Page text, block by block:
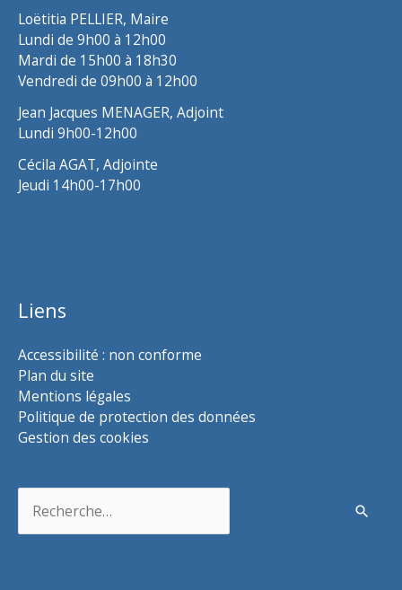
Loëtitia PELLIER, Maire
Lundi de 9h00 à 12h00
Mardi de 15h00 à 18h30
Vendredi de 09h00 à 12h00
Jean Jacques MENAGER, Adjoint
Lundi 9h00-12h00
Cécila AGAT, Adjointe
Jeudi 14h00-17h00
Liens
Accessibilité : non conforme
Plan du site
Mentions légales
Politique de protection des données
Gestion des cookies